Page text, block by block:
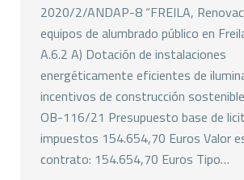
2020/2/ANDAP-8 “FREILA,
equipos de alumbrado público en
A.6.2 A) Dotación de instalaciones
energéticamente eficientes de
incentivos de construcción
OB-116/21 Presupuesto base de
impuestos 154.654,70 Euros Valor
contrato: 154.654,70 Euros Tipo…